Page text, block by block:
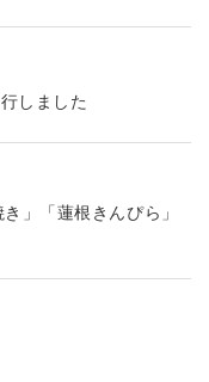
しました
」「蓮根きんぴら」